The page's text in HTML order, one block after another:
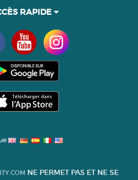
RAPIDE
NE PERMET PAS ET NE SE